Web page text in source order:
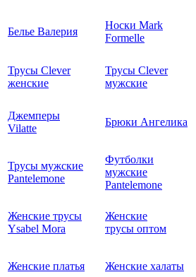
Белье Валерия
Носки Mark
Formelle
Трусы Clever
женские
Трусы Clever
мужские
Джемперы
Vilatte
Брюки Ангелика
Трусы мужские
Pantelemone
Футболки
мужские
Pantelemone
Женские трусы
Ysabel Mora
Женские
трусы оптом
Женские платья Женские халаты